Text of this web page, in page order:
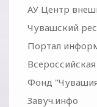
АУ Центр
Чувашский
Портал
Фонд
Завуч.инфо